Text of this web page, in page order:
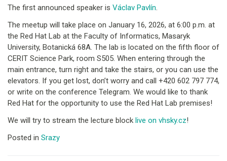
The first announced speaker is Václav Pavlín.
The meetup will take place on January 16, 2026, at 6:00 p.m. at
the Red Hat Lab at the Faculty of Informatics, Masaryk
University, Botanická 68A. The lab is located on the fifth floor of
CERIT Science Park, room S505. When entering through the
main entrance, turn right and take the stairs, or you can use the
elevators. If you get lost, don’t worry and call +420 602 797 774,
or write on the conference Telegram. We would like to thank
Red Hat for the opportunity to use the Red Hat Lab premises!
We will try to stream the lecture block live on vhsky.cz!
Posted in Srazy